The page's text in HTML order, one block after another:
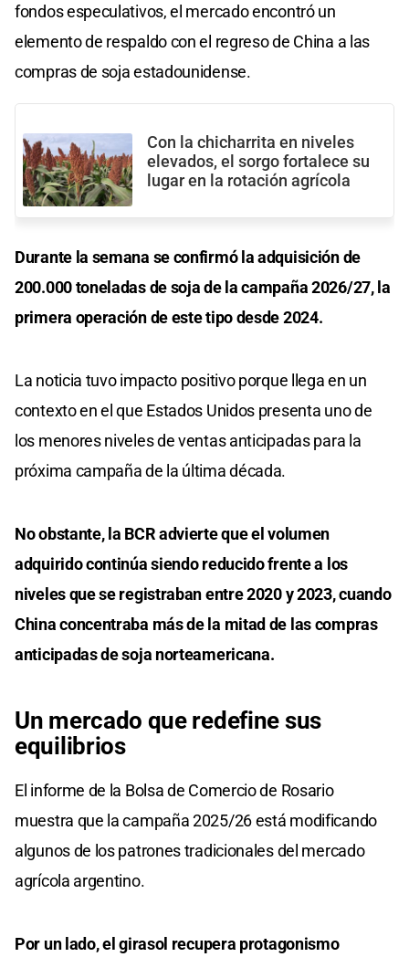
fondos especulativos, el mercado encontró un
elemento de respaldo con el regreso de China a las
compras de soja estadounidense.
Con la chicharrita en niveles
elevados, el sorgo fortalece su
lugar en la rotación agrícola
Durante la semana se confirmó la adquisición de
200.000 toneladas de soja de la campaña 2026/27, la
primera operación de este tipo desde 2024.
La noticia tuvo impacto positivo porque llega en un
contexto en el que Estados Unidos presenta uno de
los menores niveles de ventas anticipadas para la
próxima campaña de la última década.
No obstante, la BCR advierte que el volumen
adquirido continúa siendo reducido frente a los
niveles que se registraban entre 2020 y 2023, cuando
China concentraba más de la mitad de las compras
anticipadas de soja norteamericana.
Un mercado que redefine sus
equilibrios
El informe de la Bolsa de Comercio de Rosario
muestra que la campaña 2025/26 está modificando
algunos de los patrones tradicionales del mercado
agrícola argentino.
Por un lado, el girasol recupera protagonismo